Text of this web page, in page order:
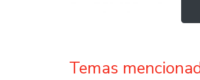
Temas